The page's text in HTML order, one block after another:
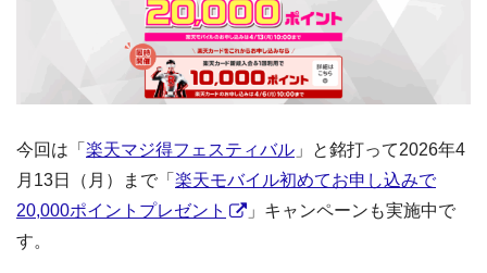
今回は「 楽天マジ得フェスティバル 」と銘打って2026年4
月13日（月）まで「 楽天モバイル初めてお申し込みで
20,000ポイントプレゼント
」キャンペーンも実施中で
す。